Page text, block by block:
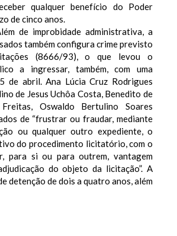
qualquer benefício do Poder
de cinco anos.
de improbidade administrativa, a
também configura crime previsto
(8666/93), o que levou o
a ingressar, também, com uma
de abril.Ana Lúcia Cruz Rodrigues
de Jesus Uchôa Costa, Benedito de
Oswaldo Bertulino Soares
de “frustrar ou fraudar, mediante
ou qualquer outro expediente, o
do procedimento licitatório, com o
para si ou para outrem, vantagem
do objeto da licitação”. A
detenção de dois a quatro anos, além